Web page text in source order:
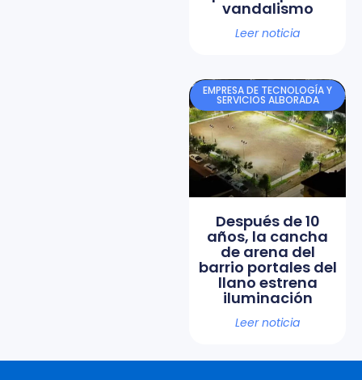
vandalismo
Leer noticia
EMPRESA DE TECNOLOGÍA Y
SERVICIOS ALBORADA
Después de 10
años, la cancha
de arena del
barrio portales del
llano estrena
iluminación
Leer noticia